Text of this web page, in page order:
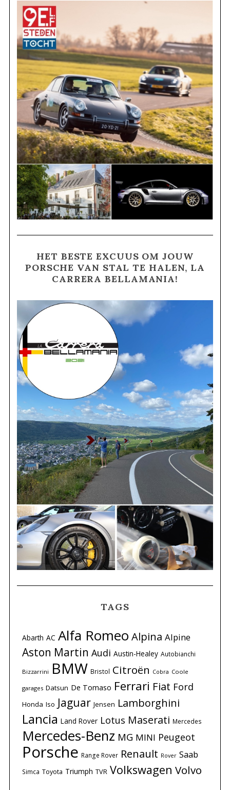
HET BESTE EXCUUS OM JOUW
PORSCHE VAN STAL TE HALEN, LA
CARRERA BELLAMANIA!
TAGS
Abarth AC Alfa Romeo Alpina Alpine
Aston Martin Audi Austin-Healey Autobianchi
Bizzarrini BMW Bristol Citroën Cobra Coole
garages Datsun De Tomaso Ferrari Fiat Ford
Honda Iso Jaguar Jensen Lamborghini
Lancia Land Rover Lotus Maserati Mercedes
Mercedes-Benz MG MINI Peugeot
Porsche Range Rover Renault Rover Saab
Simca Toyota Triumph TVR Volkswagen Volvo